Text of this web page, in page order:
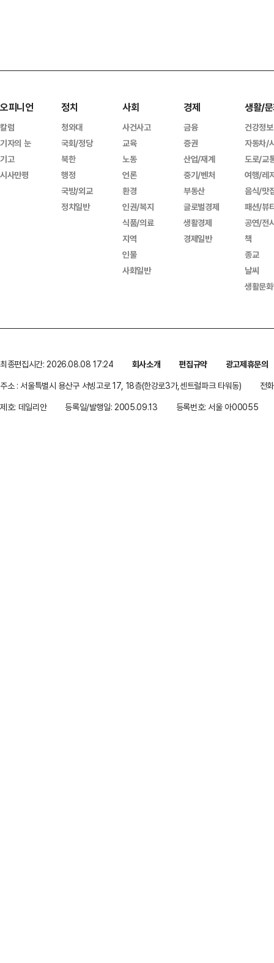
오피니언
칼럼
기자의 눈
기고
시사만평
정치
청와대
국회/정당
북한
행정
국방/외교
정치일반
사회
사건사고
교육
노동
언론
환경
인권/복지
식품/의료
지역
인물
사회일반
경제
금융
증권
산업/재계
중기/벤처
부동산
글로벌경제
생활경제
경제일반
생활/
건강정보
자동차/
도로/교
여행/레
음식/맛
패션/뷰
공연/전
책
종교
날씨
생활문
최종편집시간: 2026.08.08 17:24 회사소개 편집규약
광고제휴문의
주소 : 서울특별시 용산구 서빙고로 17, 18층(한강로3가,센트럴파크 타워동)
전
제호: 데일리안
등록일/발행일: 2005.09.13 등록번호: 서울 아00055